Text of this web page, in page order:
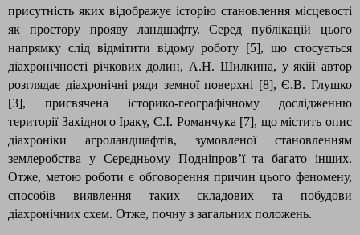
присутність яких відображує історію становлення місцевості
як простору прояву ландшафту. Серед публікацій цього
напрямку слід відмітити відому роботу [5], що стосується
діахронічності річкових долин, А.Н. Шилкина, у якій автор
розглядає діахронічні ряди земної поверхні [8], Є.В. Глушко
[3], присвячена історико-географічному дослідженню
території Західного Іраку, С.І. Романчука [7], що містить опис
діахроніки агроландшафтів, зумовленої становленням
землеробства у Середньому Подніпров’ї та багато інших.
Отже, метою роботи є обговорення причин цього феномену,
способів виявлення таких складових та побудови
діахронічних схем. Отже, почну з загальних положень.